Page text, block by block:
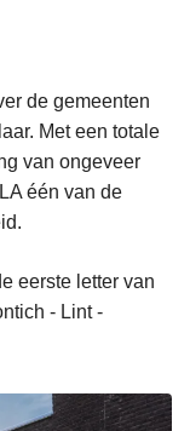
de gemeenten
Met een totale
van ongeveer
één van de
eerste letter van
- Lint -